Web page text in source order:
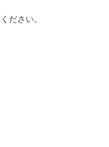
ださい。